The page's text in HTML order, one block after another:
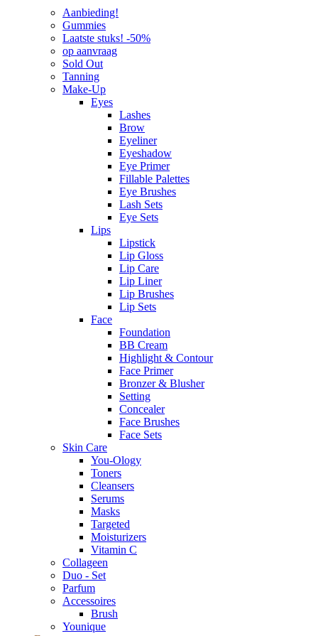
Aanbieding!
Gummies
Laatste stuks! -50%
op aanvraag
Sold Out
Tanning
Make-Up
Eyes
Lashes
Brow
Eyeliner
Eyeshadow
Eye Primer
Fillable Palettes
Eye Brushes
Lash Sets
Eye Sets
Lips
Lipstick
Lip Gloss
Lip Care
Lip Liner
Lip Brushes
Lip Sets
Face
Foundation
BB Cream
Highlight & Contour
Face Primer
Bronzer & Blusher
Setting
Concealer
Face Brushes
Face Sets
Skin Care
You-Ology
Toners
Cleansers
Serums
Masks
Targeted
Moisturizers
Vitamin C
Collageen
Duo - Set
Parfum
Accessoires
Brush
Younique